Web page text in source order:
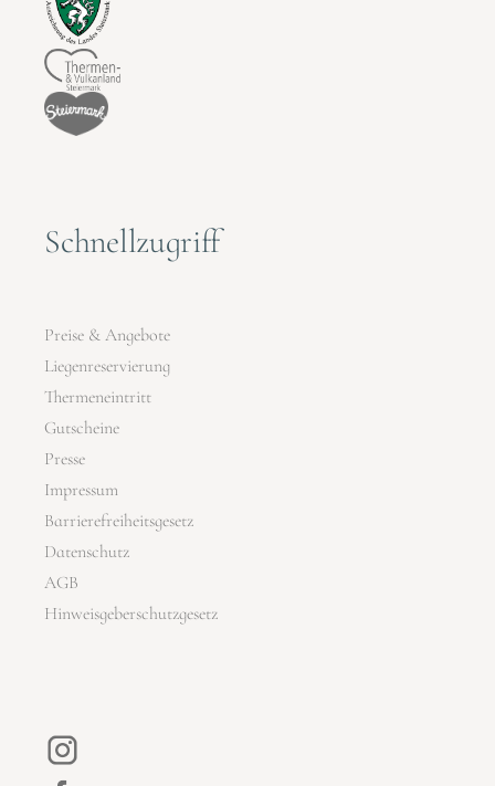
Schnellzugriff
Preise & Angebote
Liegenreservierung
Thermeneintritt
Gutscheine
Presse
Impressum
Barrierefreiheitsgesetz
Datenschutz
AGB
Hinweisgeberschutzgesetz